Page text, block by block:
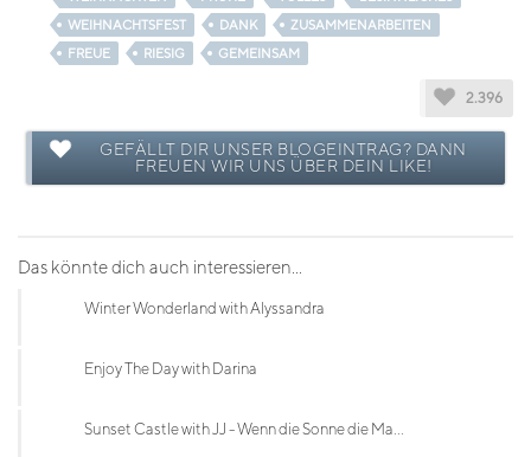
WEIHNACHTSFEST
DANK
ZUSAMMENARBEITEN
FREUE
RIESIG GEMEINSAM
2.396
GEFÄLLT DIR UNSER BLOGEINTRAG? DANN
FREUEN WIR UNS ÜBER DEIN LIKE!
Das könnte dich auch interessieren...
Winter Wonderland with Alyssandra
Enjoy The Day with Darina
Sunset Castle with JJ - Wenn die Sonne die Ma...